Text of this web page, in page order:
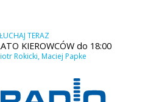
TERAZ
KIEROWCÓW do 18:00
Rokicki, Maciej Papke